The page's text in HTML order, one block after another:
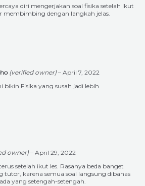
diri mengerjakan soal fisika setelah ikut
membimbing dengan langkah jelas.
(verified owner) – April 7, 2022
bikin Fisika yang susah jadi lebih
owner)– April 29, 2022
setelah ikut les. Rasanya beda banget
tutor, karena semua soal langsung dibahas
yang setengah-setengah.